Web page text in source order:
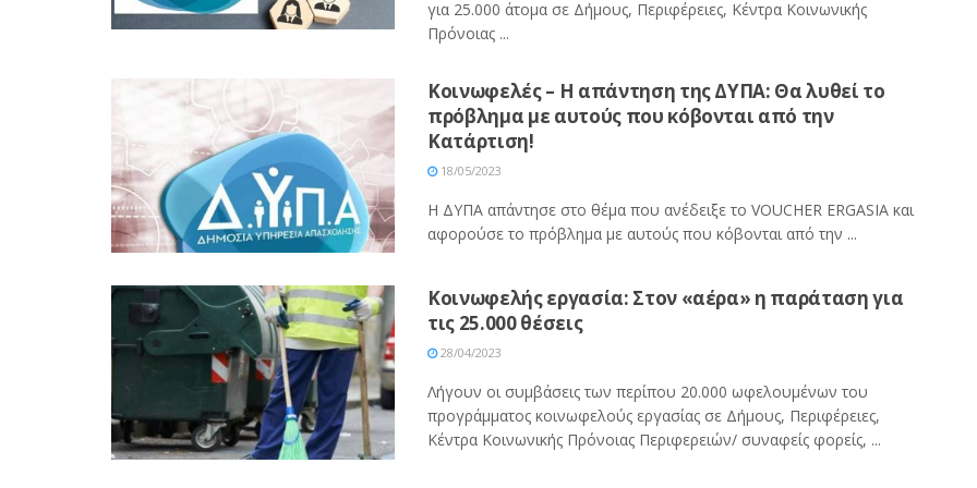
για 25.000 άτομα σε Δήμους, Περιφέρειες, Κέντρα Κοινωνικής
Πρόνοιας ...
Κοινωφελές – Η απάντηση της ΔΥΠΑ: Θα λυθεί το
πρόβλημα με αυτούς που κόβονται από την
Κατάρτιση!
18/05/2023
Η ΔΥΠΑ απάντησε στο θέμα που ανέδειξε το VOUCHER ERGASIA και
αφορούσε το πρόβλημα με αυτούς που κόβονται από την ...
Κοινωφελής εργασία: Στον «αέρα» η παράταση για
τις 25.000 θέσεις
28/04/2023
Λήγουν οι συμβάσεις των περίπου 20.000 ωφελουμένων του
προγράμματος κοινωφελούς εργασίας σε Δήμους, Περιφέρειες,
Κέντρα Κοινωνικής Πρόνοιας Περιφερειών/ συναφείς φορείς, ...